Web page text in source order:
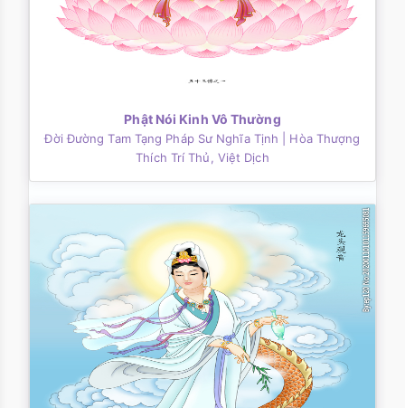
Phật Nói Kinh Vô Thường
Đời Đường Tam Tạng Pháp Sư Nghĩa Tịnh
| Hòa Thượng
Thích Trí Thủ, Việt Dịch